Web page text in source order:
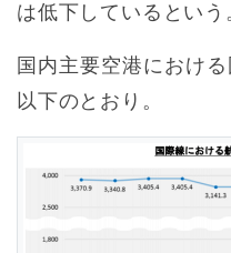
は低下しているという
国内主要空港におけ
以下のとおり。